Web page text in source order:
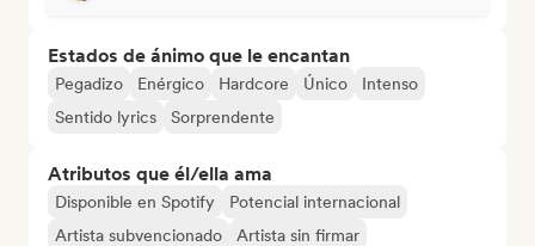
Estados de ánimo que le encantan
Pegadizo Enérgico Hardcore Único
Intenso
Sentido lyrics
Sorprendente
Atributos que él/ella ama
Disponible en Spotify
Potencial internacional
Artista subvencionado
Artista sin firmar